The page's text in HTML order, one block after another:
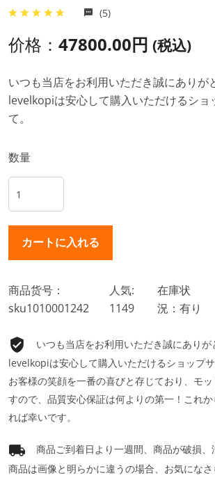
(5)
价格： 47800.00円 (税込)
いつも当店をお利用いただき誠にありが
levelkopiは安心して購入いただけるショ
て。
数量
商品货号：
sku1010001242
人気:
1149
在庫状
況：有り
いつも当店をお利用いただき誠にありが
levelkopiは安心して購入いただけるショップ
お客様の笑顔を一番の喜びと存じており、モ
すので、品質安心保証は何よりの第一！これ
れば幸いです。
商品ご到着日より一週間、商品が破損、
商品は画像と明らかに違うの場合、お気にな